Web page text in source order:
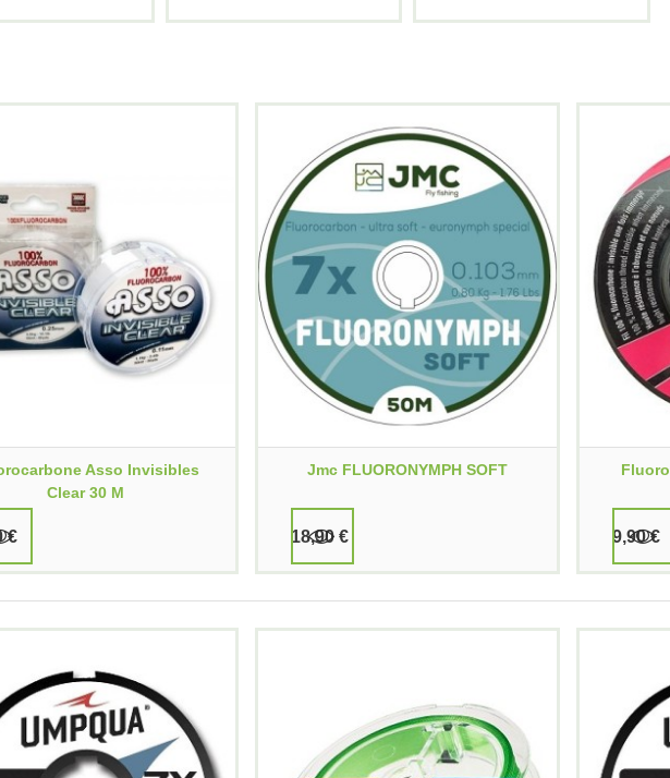
Asso Invisibles
Clear 30 M
€
Jmc FLUORONYMPH SOFT
18,90 € 9,90 €